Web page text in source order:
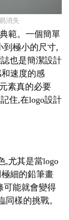
消失
範。一個簡單
到極小的尺寸,
也是簡潔設計
速度的感
素真的必要
住,在logo設計
,尤其是當logo
細的鉛筆畫
可能就會變得
樣的挑戰。